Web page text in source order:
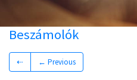
Beszámolók
⇠ ← Previous